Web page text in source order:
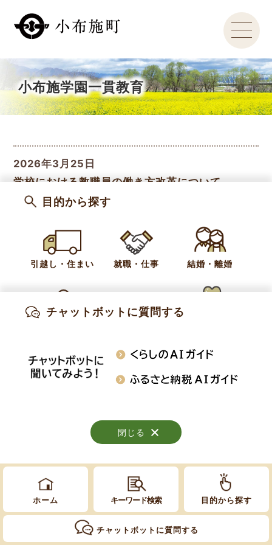
小布施学園一貫教育
2026年3月25日
学校における教職員の働き方改革について
町立保育所等の整備について
2024年12月5日
公立学校情報機器整備事業に係る各種計画につい
ホーム キーワード検索 目的から探す
チャットボットに質問する
知りたい情報を検索
閉じる
目的から探す
引越し・住まい 就職・仕事 結婚・離婚
閉じる
チャットボットに質問する
閉じる
Copyright © Obuse Town. All rights reserved.